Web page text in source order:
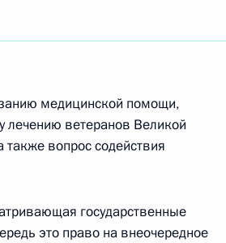
медицинской помощи,
лечению ветеранов Великой
вопрос содействия
государственные
это право на внеочередное